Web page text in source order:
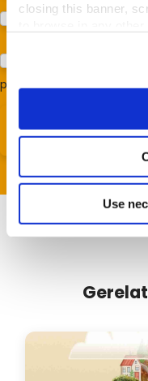
closing this banner,
Use
Prodotti (Almo Nature)
Acconsento al
preso visione della